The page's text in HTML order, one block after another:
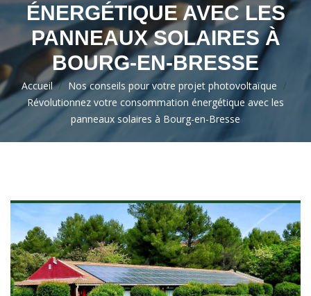
ÉNERGÉTIQUE AVEC LES
PANNEAUX SOLAIRES À
BOURG-EN-BRESSE
Accueil > Nos conseils pour votre projet photovoltaïque
Révolutionnez votre consommation énergétique avec les
panneaux solaires à Bourg-en-Bresse